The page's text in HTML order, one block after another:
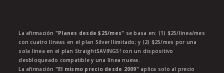
La afirmación "Planes desde $25/mes" se basa en: (1) $25/línea/mes
con cuatro líneas en el plan Silver Ilimitado; y (2) $25/mes por una
sola línea en el plan StraightSAVINGS! con un dispositivo
desbloqueado compatible y una línea nueva.
La afirmación "El mismo precio desde 2009" aplica solo al precio